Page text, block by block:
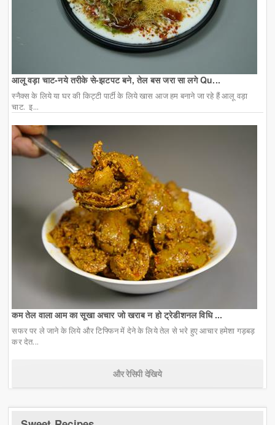
आलू वड़ा चाट-नये तरीके से-झटपट बने, तेल बस जरा सा लगे Qu...
स्नैक्स के लिये या घर की किट्टी पार्टी के लिये खास आज हम बनाने जा रहे हैं आलू वड़ा
चाट. इ...
कम तेल वाला आम का सूखा अचार जो खराब न हो ट्रेडीशनल विधि ...
सफर पर ले जाने के लिये और टिफ्फिन में देने के लिये तेल से भरे हुए आचार हमेशा गड़बड़
कर देत...
और रेसिपी देखिये